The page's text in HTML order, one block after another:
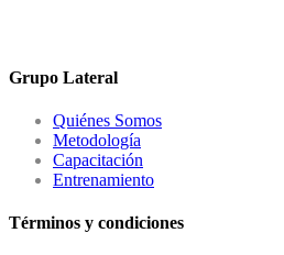
Grupo Lateral
Quiénes Somos
Metodología
Capacitación
Entrenamiento
Términos y condiciones